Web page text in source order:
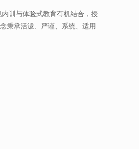
训与体验式教育有机结合，授
秉承活泼、严谨、系统、适用